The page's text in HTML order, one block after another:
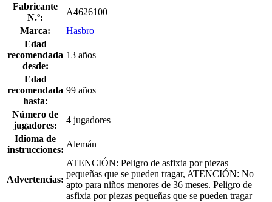
Fabricante
N.º:
A4626100
Marca:
Hasbro
Edad
recomendada
desde:
13 años
Edad
recomendada
hasta:
99 años
Número de
jugadores:
4 jugadores
Idioma de
instrucciones:
Alemán
Advertencias:
ATENCIÓN: Peligro de asfixia por piezas
pequeñas que se pueden tragar, ATENCIÓN: No
apto para niños menores de 36 meses. Peligro de
asfixia por piezas pequeñas que se pueden tragar